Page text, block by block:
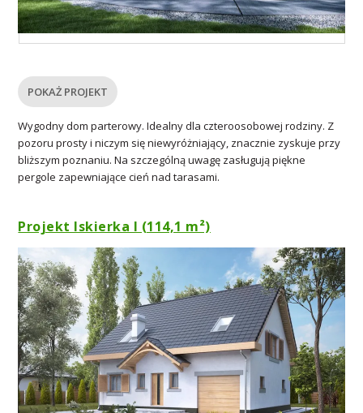
POKAŻ PROJEKT
Wygodny dom parterowy. Idealny dla czteroosobowej rodziny. Z
pozoru prosty i niczym się niewyróżniający, znacznie zyskuje przy
bliższym poznaniu. Na szczególną uwagę zasługują piękne
pergole zapewniające cień nad tarasami.
Projekt Iskierka I (114,1 m²)